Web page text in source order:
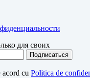
для своих
cu Politica de